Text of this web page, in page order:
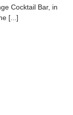
Cocktail Bar, in
[...]